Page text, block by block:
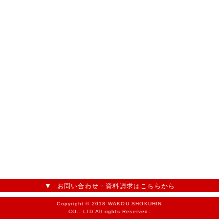
お問い合わせ・資料請求はこちらから
Copyright © 2018 WAKOU SHOKUHIN
CO., LTD All rights Reserved.